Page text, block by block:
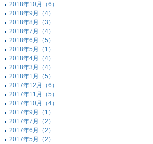
2018年10月（6）
2018年9月（4）
2018年8月（3）
2018年7月（4）
2018年6月（5）
2018年5月（1）
2018年4月（4）
2018年3月（4）
2018年1月（5）
2017年12月（6）
2017年11月（5）
2017年10月（4）
2017年9月（1）
2017年7月（2）
2017年6月（2）
2017年5月（2）